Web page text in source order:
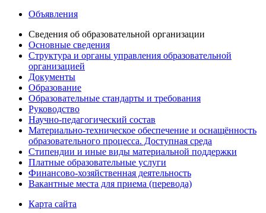
Объявления
Сведения об образовательной организации
Основные сведения
Структура и органы управления образовательной
организацией
Документы
Образование
Образовательные стандарты и требования
Руководство
Научно-педагогический состав
Материально-техническое обеспечение и оснащённость
образовательного процесса. Доступная среда
Стипендии и иные виды материальной поддержки
Платные образовательные услуги
Финансово-хозяйственная деятельность
Вакантные места для приема (перевода)
Карта сайта